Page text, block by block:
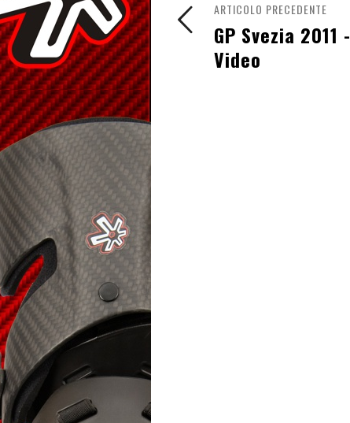
ARTICOLO PRECEDENTE
GP Svezia 2011 -
Video